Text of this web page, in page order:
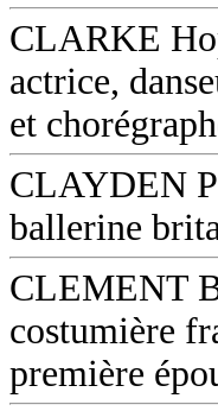
CLARKE
actrice,
et
CLAYDEN
ballerine
CLEMENT
costumière
première